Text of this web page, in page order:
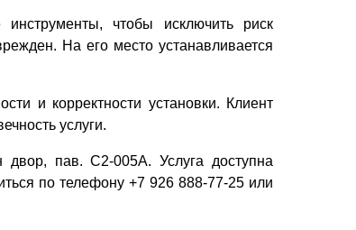
чтобы исключить риск
На его место устанавливается
и корректности установки. Клиент
услуги.
пав. C2-005A. Услуга доступна
по телефону +7 926 888-77-25 или